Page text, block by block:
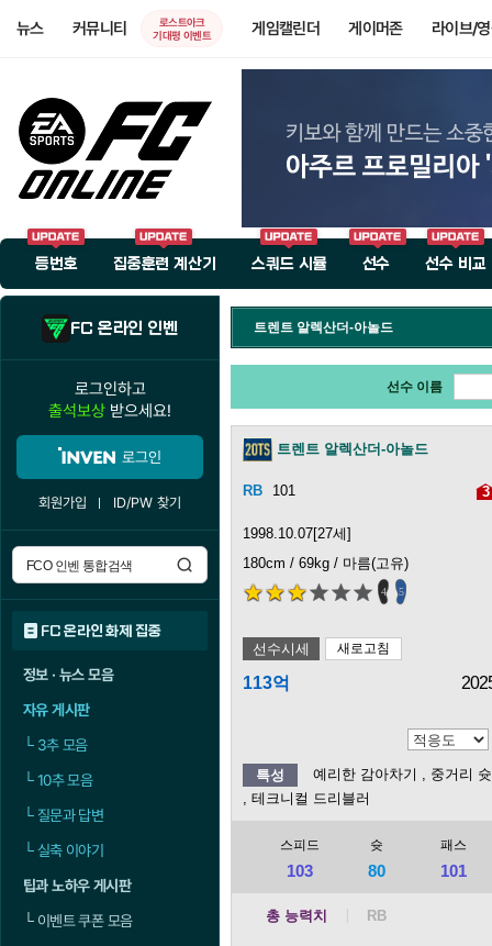
뉴스 커뮤니티
로스트아크
기대평 이벤트
게임캘린더 게이머존 라이브/
등번호 집중훈련 계산기 스쿼드 시뮬 선수 선수 비교
FC 온라인 인벤
로그인하고
출석보상 받으세요!
로그인
회원가입 ID/PW 찾기
FC 온라인 화제 집중
정보 · 뉴스 모음
자유 게시판
└3추 모음
└10추 모음
└질문과 답변
└실축 이야기
팁과 노하우 게시판
└이벤트 쿠폰 모음
트렌트 알렉산더-아놀드
선수 이름
트렌트 알렉산더-아놀드
101 3
1998.10.07[27세]
180cm / 69kg / 마름(고유)
4 5
선수시세 새로고침
113억
특성 예리한 감아차기
, 중거리
, 테크니컬 드리블러
스피드
103
슛
80
패스
101
총 능력치